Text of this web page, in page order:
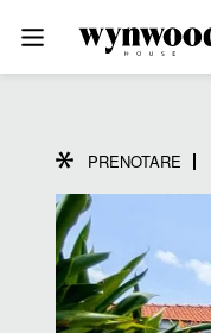
PRENOTARE